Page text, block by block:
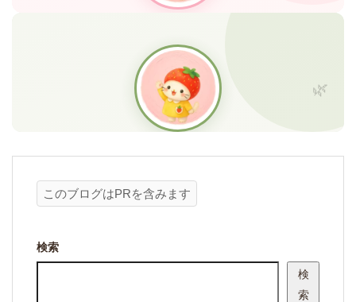
このブログはPRを含みます
検索
検
索